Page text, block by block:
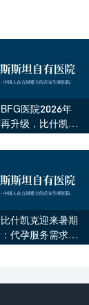
医院2026年
升级，比什凯克
什凯克迎来暑期
代孕服务需求多